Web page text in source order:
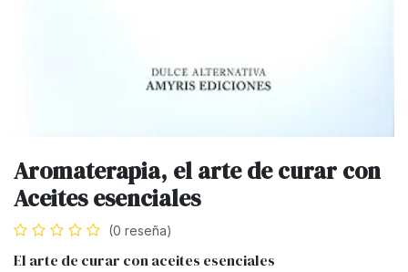
Aromaterapia, el arte de curar con
Aceites esenciales
(0 reseña)
El arte de curar con aceites esenciales